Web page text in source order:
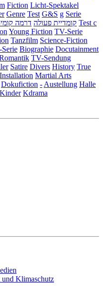
Fiction Licht-Spektakel
Genre Test G&S g Serie
קומדיית פעולה דרמה
Test c
Young Fiction TV-Serie
Tanzfilm Science-Fiction
Biographie Docutainment
TV-Sendung
Satire Divers History True
Martial Arts
Dokufiction - Austellung Halle
Kdrama